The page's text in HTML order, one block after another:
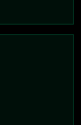
umfassender
komplexe IT-
optimal zu
für digitales